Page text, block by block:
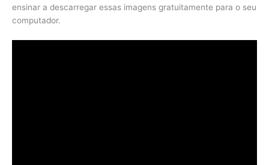
ensinar a descarregar essas imagens gratuitamente para o seu
computador.